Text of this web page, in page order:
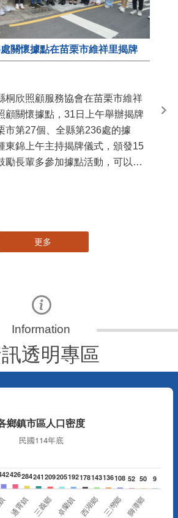
關懷據點在苗栗市維祥里揭牌
桐欣照顧服務協會在苗栗市維祥
顧關懷據點，31日上午舉辦揭牌
市第27個、全縣第236處的據
東錦上午主持揭牌儀式，頒發15
勵長輩多參加據點活動，可以更
苗
更多
透明專區